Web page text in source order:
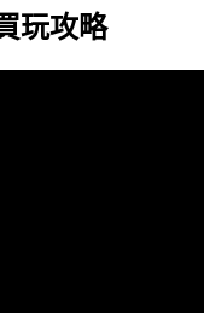
玩攻略